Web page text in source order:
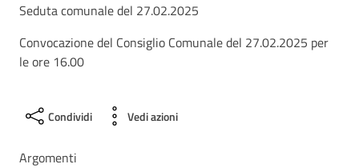
Seduta comunale del 27.02.2025
Convocazione del Consiglio Comunale del 27.02.2025 per
le ore 16.00
Condividi Vedi azioni
Argomenti